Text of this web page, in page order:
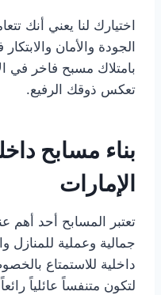
اختيارك لنا يعني أنك
الجودة والأمان
بامتلاك مسبح فاخر في
تعكس ذوقك الرفيع.
بناء مسابح
الإمارات
تعتبر المسابح أحد أهم
جمالية وعملية للمنازل
داخلية للاستمتاع
لتكون متنفساً عائلياً